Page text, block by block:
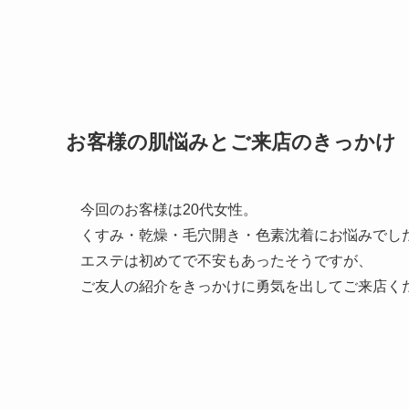
お客様の肌悩みとご来店のきっかけ
今回のお客様は20代女性。
くすみ・乾燥・毛穴開き・色素沈着にお悩みでし
エステは初めてで不安もあったそうですが、
ご友人の紹介をきっかけに勇気を出してご来店く